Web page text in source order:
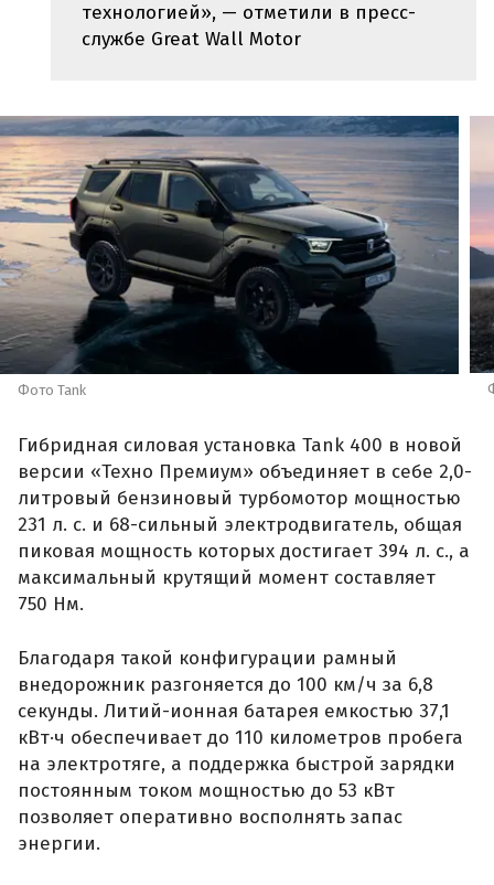
технологией», — отметили в пресс-
службе Great Wall Motor
Фото Tank
Гибридная силовая установка Tank 400 в новой
версии «Техно Премиум» объединяет в себе 2,0-
литровый бензиновый турбомотор мощностью
231 л. с. и 68-сильный электродвигатель, общая
пиковая мощность которых достигает 394 л. с., а
максимальный крутящий момент составляет
750 Нм.
Благодаря такой конфигурации рамный
внедорожник разгоняется до 100 км/ч за 6,8
секунды. Литий-ионная батарея емкостью 37,1
кВт·ч обеспечивает до 110 километров пробега
на электротяге, а поддержка быстрой зарядки
постоянным током мощностью до 53 кВт
позволяет оперативно восполнять запас
энергии.